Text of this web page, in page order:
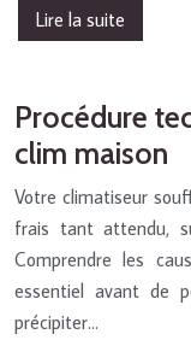
Lire la suite
Procédure
clim maison
Votre climatiseur
frais tant attendu,
Comprendre les
essentiel avant de
précipiter…